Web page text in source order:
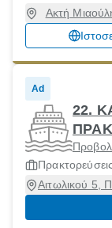
Ακτή
Ad
22.
Αιτωλικού 5,